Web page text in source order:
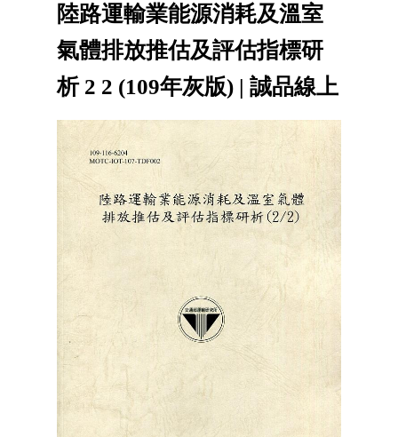
陸路運輸業能源消耗及溫室
氣體排放推估及評估指標研
析 2 2 (109年灰版) | 誠品線上